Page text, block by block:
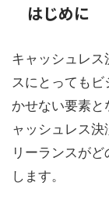
はじめに
キャッシュレ
スにとっても
かせない要素
ャッシュレス
リーランスが
します。